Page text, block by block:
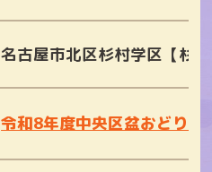
名古屋市北区杉村学区【杉
令和8年度中央区盆おどり大